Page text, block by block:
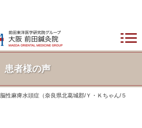
患者様の声
脳性麻痺水頭症（奈良県北葛城郡/Ｙ・Ｋちゃん/５